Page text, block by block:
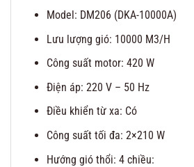
Model: DM206 (DKA-10000A)
Lưu lượng gió: 10000 M3/H
Công suất motor: 420 W
Điện áp: 220 V – 50 Hz
Điều khiển từ xa: Có
Công suất tối đa: 2×210 W
Hướng gió thổi: 4 chiều: